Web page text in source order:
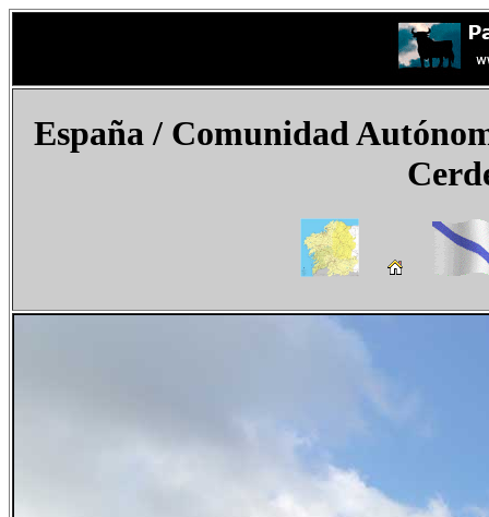
España / Comunidad